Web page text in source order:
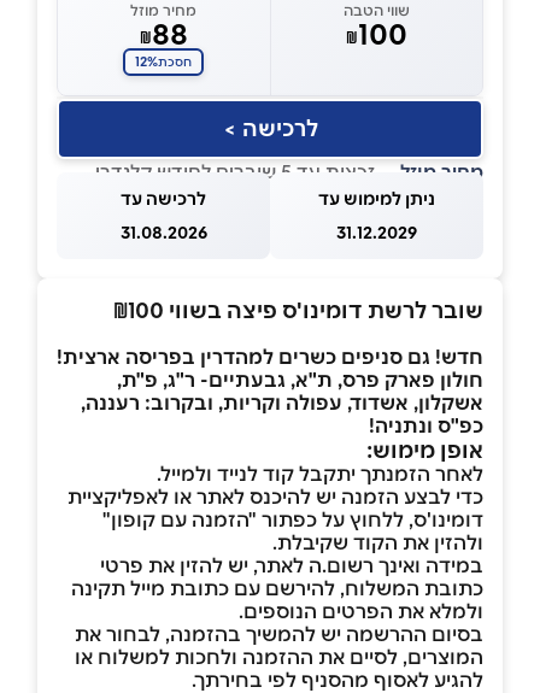
שווי הטבה
₪100
מחיר מוזל
₪88
חסכת12%
לרכישה >
מחיר מוזל — זכאות עד 5 שוברים לחודש קלנדרי
ניתן למימוש עד
31.12.2029
לרכישה עד
31.08.2026
שובר לרשת דומינו'ס פיצה בשווי ₪100
חדש! גם סניפים כשרים למהדרין בפריסה ארצית!
חולון פארק פרס, ת"א, גבעתיים- ר"ג, פ"ת,
אשקלון, אשדוד, עפולה וקריות, ובקרוב: רעננה,
כפ"ס ונתניה!
אופן מימוש:
לאחר הזמנתך יתקבל קוד לנייד ולמייל.
כדי לבצע הזמנה יש להיכנס לאתר או לאפליקציית
דומינו'ס, ללחוץ על כפתור "הזמנה עם קופון"
ולהזין את הקוד שקיבלת.
במידה ואינך רשום.ה לאתר, יש להזין את פרטי
כתובת המשלוח, להירשם עם כתובת מייל תקינה
ולמלא את הפרטים הנוספים.
בסיום ההרשמה יש להמשיך בהזמנה, לבחור את
המוצרים, לסיים את ההזמנה ולחכות למשלוח או
להגיע לאסוף מהסניף לפי בחירתך.